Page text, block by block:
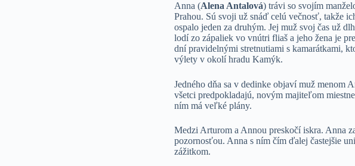
Anna (Alena Antalová) trávi so svojím
Prahou. Sú svoji už snáď celú večnosť, takže
ospalo jeden za druhým. Jej muž svoj čas už
lodí zo zápaliek vo vnútri fliaš a jeho žena je
dní pravidelnými stretnutiami s kamarátkami,
výlety v okolí hradu Kamýk.
Jedného dňa sa v dedinke objaví muž menom
všetci predpokladajú, novým majiteľom
ním má veľké plány.
Medzi Arturom a Annou preskočí iskra. Anna
pozornosťou. Anna s ním čím ďalej častejšie
zážitkom.